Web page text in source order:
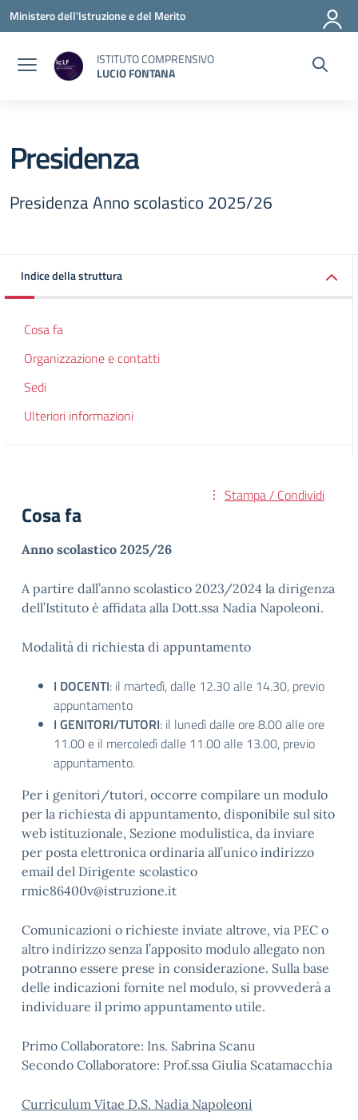
Vai ai contenuti
Vai al menu di navigazione
Vai al footer
Ministero dell'Istruzione e del Merito
ISTITUTO COMPRENSIVO
LUCIO FONTANA
Presidenza
Presidenza Anno scolastico 2025/26
Indice della struttura
Cosa fa
Organizzazione e contatti
Sedi
Ulteriori informazioni
Stampa / Condividi
Cosa fa
Anno scolastico 2025/26
A partire dall’anno scolastico 2023/2024 la dirigenza
dell’Istituto è affidata alla Dott.ssa Nadia Napoleoni.
Modalità di richiesta di appuntamento
I DOCENTI: il martedì, dalle 12.30 alle 14.30, previo
appuntamento
I GENITORI/TUTORI: il lunedì dalle ore 8.00 alle ore
11.00 e il mercoledì dalle 11.00 alle 13.00, previo
appuntamento.
Per i genitori/tutori, occorre compilare un modulo
per la richiesta di appuntamento, disponibile sul sito
web istituzionale, Sezione modulistica, da inviare
per posta elettronica ordinaria all’unico indirizzo
email del Dirigente scolastico
rmic86400v@istruzione.it
Comunicazioni o richieste inviate altrove, via PEC o
altro indirizzo senza l’apposito modulo allegato non
potranno essere prese in considerazione. Sulla base
delle indicazioni fornite nel modulo, si provvederà a
individuare il primo appuntamento utile.
Primo Collaboratore: Ins. Sabrina Scanu
Secondo Collaboratore: Prof.ssa Giulia Scatamacchia
Curriculum Vitae D.S. Nadia Napoleoni